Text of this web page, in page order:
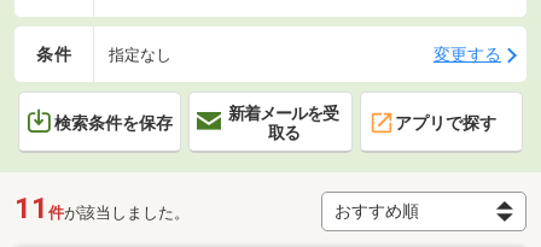
条件 指定なし 変更する
検索条件を保存
新着メールを受
取る
アプリで探す
11 件が該当しました。